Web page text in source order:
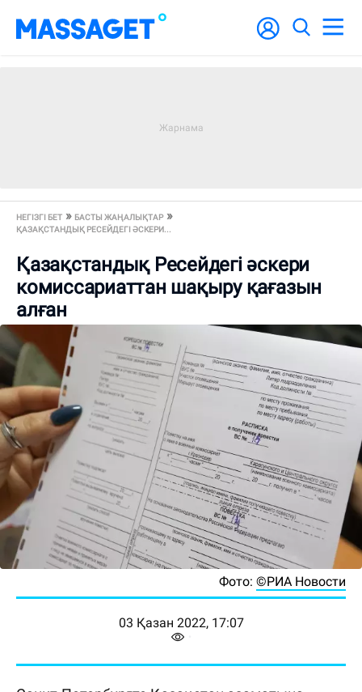
НЕГІЗГІ БЕТ
БАСТЫ ЖАҢАЛЫҚТАР
ҚАЗАҚСТАНДЫҚ РЕСЕЙДЕГІ ӘСКЕРИ...
Қазақстандық Ресейдегі әскери
комиссариаттан шақыру қағазын
алған
Фото: ©РИА Новости
03 Қазан 2022, 17:07